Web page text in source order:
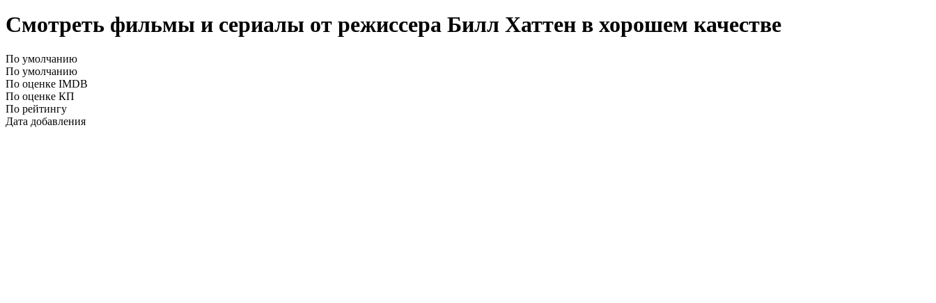
Смотреть фильмы и сериалы от режиссера Билл Хаттен в хорошем качестве
По умолчанию
По умолчанию
По оценке IMDB
По оценке КП
По рейтингу
Дата добавления